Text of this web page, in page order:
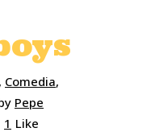
, Comedia,
Pepe
1 Like